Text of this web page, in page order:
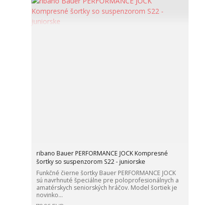
ribano Bauer PERFORMANCE JOCK Kompresné
šortky so suspenzorom S22 - juniorske
Funkčné čierne šortky Bauer PERFORMANCE JOCK
sú navrhnuté špeciálne pre poloprofesionálnych a
amatérskych seniorských hráčov. Model šortiek je
novinko...